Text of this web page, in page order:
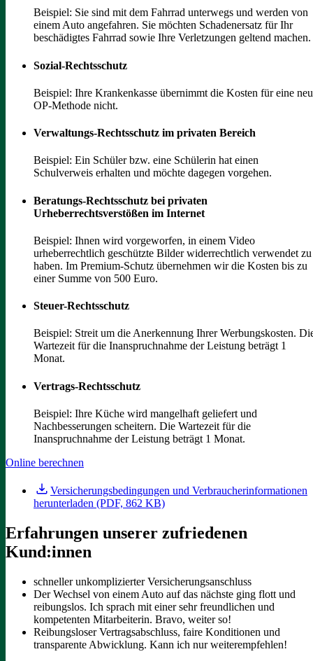
Beispiel: Sie sind mit dem Fahrrad unterwegs und werden von
einem Auto angefahren. Sie möchten Schadenersatz für Ihr
beschädigtes Fahrrad sowie Ihre Verletzungen geltend machen.
Sozial-Rechtsschutz
Beispiel: Ihre Krankenkasse übernimmt die Kosten für eine
OP-Methode nicht.
Verwaltungs-Rechtsschutz im privaten Bereich
Beispiel: Ein Schüler bzw. eine Schülerin hat einen
Schulverweis erhalten und möchte dagegen vorgehen.
Beratungs-Rechtsschutz bei privaten
Urheberrechtsverstößen im Internet
Beispiel: Ihnen wird vorgeworfen, in einem Video
urheberrechtlich geschützte Bilder widerrechtlich verwendet zu
haben. Im Premium-Schutz übernehmen wir die Kosten bis zu
einer Summe von 500 Euro.
Steuer-Rechtsschutz
Beispiel: Streit um die Anerkennung Ihrer Werbungskosten.
Wartezeit für die Inanspruchnahme der Leistung beträgt 1
Monat.
Vertrags-Rechtsschutz
Beispiel: Ihre Küche wird mangelhaft geliefert und
Nachbesserungen scheitern. Die Wartezeit für die
Inanspruchnahme der Leistung beträgt 1 Monat.
Online berechnen
Versicherungsbedingungen und Verbraucherinformationen
herunterladen (PDF, 862 KB)
Erfahrungen unserer zufriedenen
Kund:innen
schneller unkomplizierter Versicherungsanschluss
Der Wechsel von einem Auto auf das nächste ging flott und
reibungslos. Ich sprach mit einer sehr freundlichen und
kompetenten Mitarbeiterin. Bravo, weiter so!
Reibungsloser Vertragsabschluss, faire Konditionen und
transparente Abwicklung. Kann ich nur weiterempfehlen!